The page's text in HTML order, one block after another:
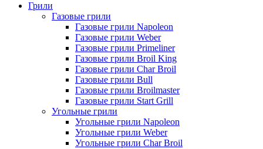
Грили
Газовые грили
Газовые грили Napoleon
Газовые грили Weber
Газовые грили Primeliner
Газовые грили Broil King
Газовые грили Char Broil
Газовые грили Bull
Газовые грили Broilmaster
Газовые грили Start Grill
Угольные грили
Угольные грили Napoleon
Угольные грили Weber
Угольные грили Char Broil